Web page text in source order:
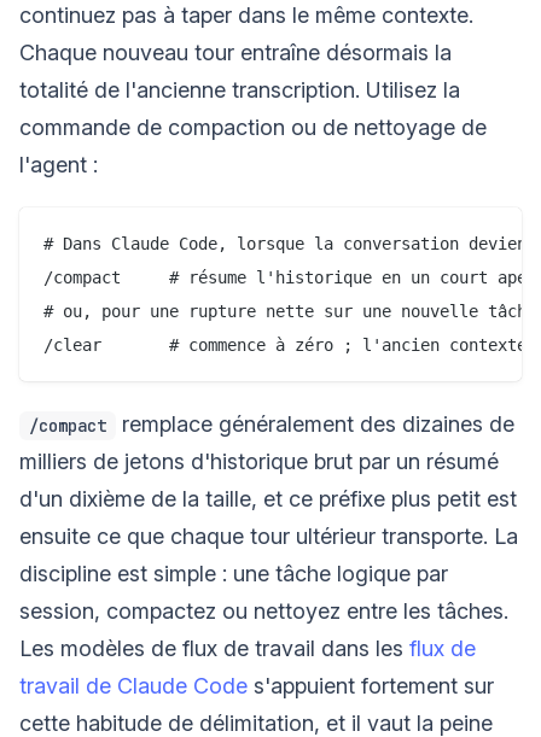
continuez pas à taper dans le même contexte.
Chaque nouveau tour entraîne désormais la
totalité de l'ancienne transcription. Utilisez la
commande de compaction ou de nettoyage de
l'agent :
# Dans Claude Code, lorsque la conversation
/compact     # résume l'historique en un court
# ou, pour une rupture nette sur une nouvelle
/compact
remplace généralement des dizaines de
milliers de jetons d'historique brut par un résumé
d'un dixième de la taille, et ce préfixe plus petit est
ensuite ce que chaque tour ultérieur transporte. La
discipline est simple : une tâche logique par
session, compactez ou nettoyez entre les tâches.
Les modèles de flux de travail dans les flux de
travail de Claude Code s'appuient fortement sur
cette habitude de délimitation, et il vaut la peine